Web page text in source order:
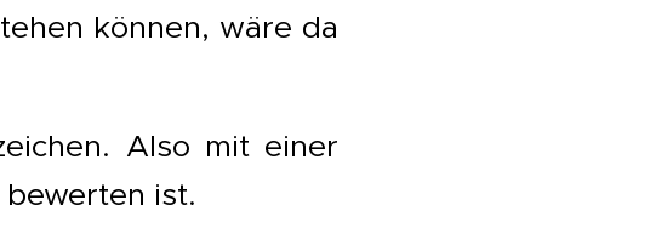
können, wäre da
Also mit einer
ist.